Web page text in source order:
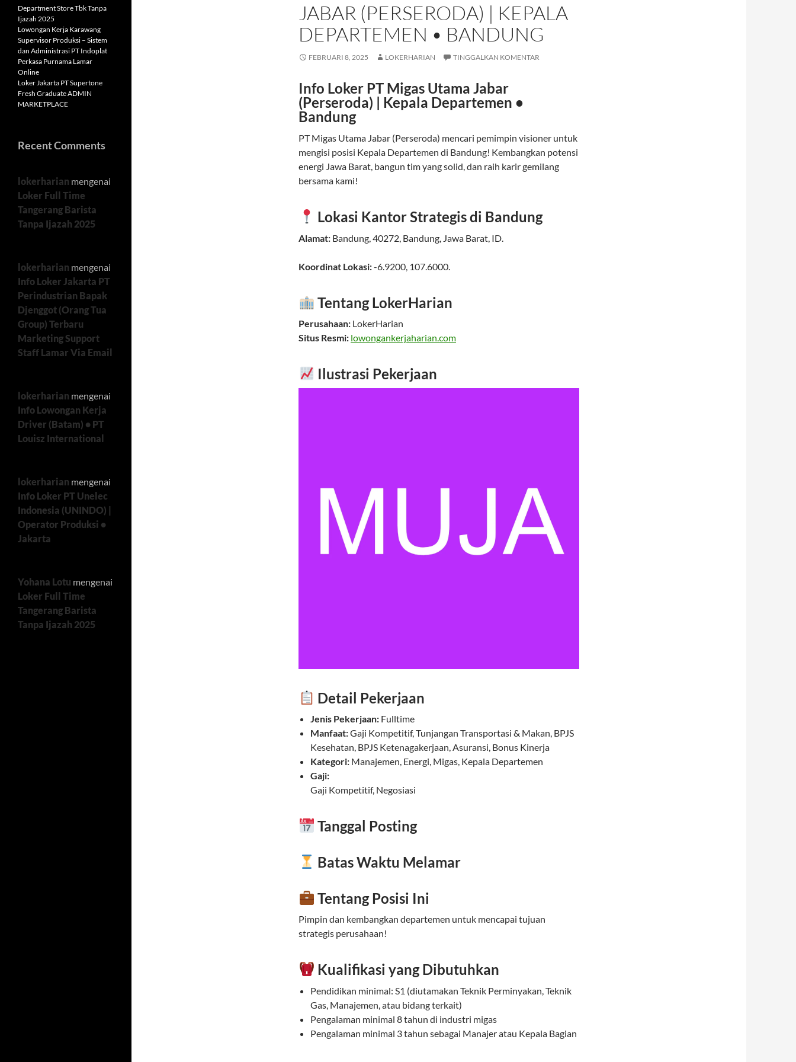
JABAR (PERSERODA) | KEPALA
DEPARTEMEN • BANDUNG
FEBRUARI 8, 2025 LOKERHARIAN TINGGALKAN KOMENTAR
Info Loker PT Migas Utama Jabar
(Perseroda) | Kepala Departemen •
Bandung
PT Migas Utama Jabar (Perseroda) mencari pemimpin visioner untuk
mengisi posisi Kepala Departemen di Bandung! Kembangkan potensi
energi Jawa Barat, bangun tim yang solid, dan raih karir gemilang
bersama kami!
Lokasi Kantor Strategis di Bandung
Alamat: Bandung 40272 Bandung Jawa Barat ID
Koordinat Lokasi:-6.9200 107.6000
Tentang LokerHarian
Perusahaan: LokerHarian
Situs Resmi: lowongankerjaharian.com
Ilustrasi Pekerjaan
Detail Pekerjaan
Jenis Pekerjaan: Fulltime
Manfaat:Gaji Kompetitif, Tunjangan Transportasi & Makan, BPJS
Kesehatan, BPJS Ketenagakerjaan, Asuransi, Bonus Kinerja
Kategori: Manajemen, Energi, Migas, Kepala Departemen
Gaji:
Gaji Kompetitif, Negosiasi
Tanggal Posting
Batas Waktu Melamar
Tentang Posisi Ini
Pimpin dan kembangkan departemen untuk mencapai tujuan
strategis perusahaan!
Kualifikasi yang Dibutuhkan
Pendidikan minimal: S1 (diutamakan Teknik Perminyakan, Teknik
Gas, Manajemen, atau bidang terkait)
Pengalaman minimal 8 tahun di industri migas
Pengalaman minimal 3 tahun sebagai Manajer atau Kepala Bagian
Department Store Tbk Tanpa
Ijazah 2025
Lowongan Kerja Karawang
Supervisor Produksi – Sistem
dan Administrasi PT Indoplat
Perkasa Purnama Lamar
Online
Loker Jakarta PT Supertone
Fresh Graduate ADMIN
MARKETPLACE
Recent Comments
lokerharian mengenai
Loker Full Time
Tangerang Barista
Tanpa Ijazah 2025
lokerharian mengenai
Info Loker Jakarta PT
Perindustrian Bapak
Djenggot (Orang Tua
Group) Terbaru
Marketing Support
Staff Lamar Via Email
lokerharian mengenai
Info Lowongan Kerja
Driver (Batam) • PT
Louisz International
lokerharian mengenai
Info Loker PT Unelec
Indonesia (UNINDO) |
Operator Produksi •
Jakarta
Yohana Lotu mengenai
Loker Full Time
Tangerang Barista
Tanpa Ijazah 2025